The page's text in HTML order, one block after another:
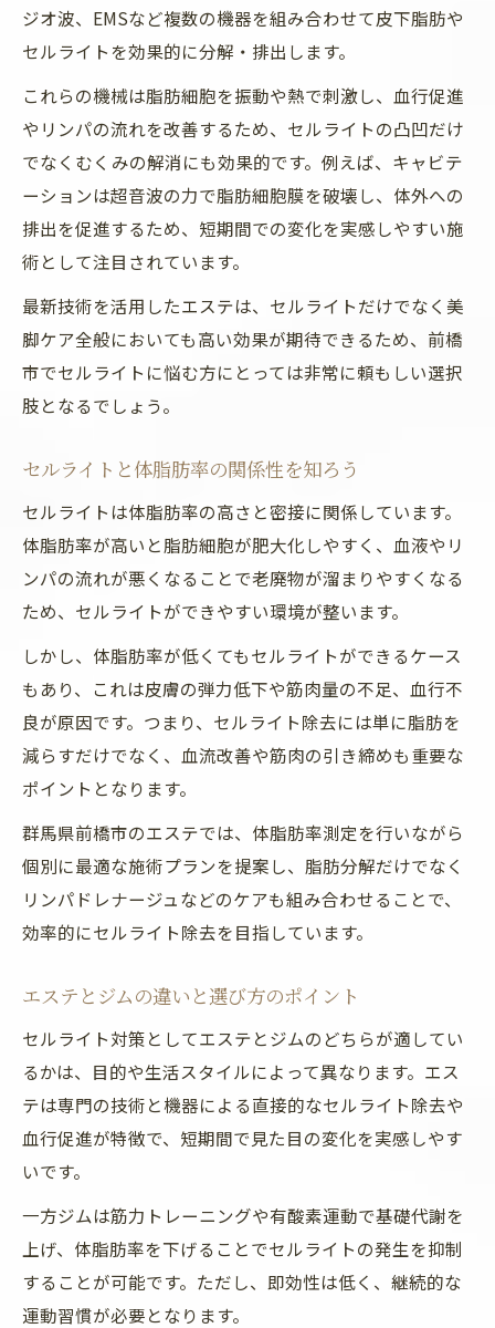
ジオ波、EMSなど複数の機器を組み合わせて皮下脂肪や
セルライトを効果的に分解・排出します。
これらの機械は脂肪細胞を振動や熱で刺激し、血行促進
やリンパの流れを改善するため、セルライトの凸凹だけ
でなくむくみの解消にも効果的です。例えば、キャビテ
ーションは超音波の力で脂肪細胞膜を破壊し、体外への
排出を促進するため、短期間での変化を実感しやすい施
術として注目されています。
最新技術を活用したエステは、セルライトだけでなく美
脚ケア全般においても高い効果が期待できるため、前橋
市でセルライトに悩む方にとっては非常に頼もしい選択
肢となるでしょう。
セルライトと体脂肪率の関係性を知ろう
セルライトは体脂肪率の高さと密接に関係しています。
体脂肪率が高いと脂肪細胞が肥大化しやすく、血液やリ
ンパの流れが悪くなることで老廃物が溜まりやすくなる
ため、セルライトができやすい環境が整います。
しかし、体脂肪率が低くてもセルライトができるケース
もあり、これは皮膚の弾力低下や筋肉量の不足、血行不
良が原因です。つまり、セルライト除去には単に脂肪を
減らすだけでなく、血流改善や筋肉の引き締めも重要な
ポイントとなります。
群馬県前橋市のエステでは、体脂肪率測定を行いながら
個別に最適な施術プランを提案し、脂肪分解だけでなく
リンパドレナージュなどのケアも組み合わせることで、
効率的にセルライト除去を目指しています。
エステとジムの違いと選び方のポイント
セルライト対策としてエステとジムのどちらが適してい
るかは、目的や生活スタイルによって異なります。エス
テは専門の技術と機器による直接的なセルライト除去や
血行促進が特徴で、短期間で見た目の変化を実感しやす
いです。
一方ジムは筋力トレーニングや有酸素運動で基礎代謝を
上げ、体脂肪率を下げることでセルライトの発生を抑制
することが可能です。ただし、即効性は低く、継続的な
運動習慣が必要となります。